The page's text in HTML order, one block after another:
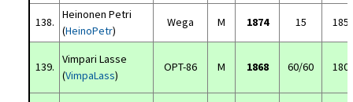
138.
Heinonen Petri
(HeinoPetr)
Wega M 1874 15
139.
Vimpari Lasse
(VimpaLass)
OPT-86 M 1868 60/60